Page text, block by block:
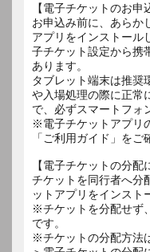
【電子チケットのお申
お申込み前に、あらか
アプリをインストール
子チケット設定から携
あります。
タブレット端末は推奨
や入場処理の際に正常
で、必ずスマートフォ
※電子チケットアプリ
「ご利用ガイド」をご
【電子チケットの分配
チケットを同行者へ分
ットアプリをインスト
※チケットを分配せず
です。
※チケットの分配方法